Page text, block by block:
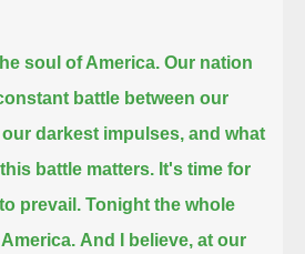
soul of America. Our nation
battle between our
darkest impulses, and what
battle matters. It's time for
prevail. Tonight the whole
And I believe, at our